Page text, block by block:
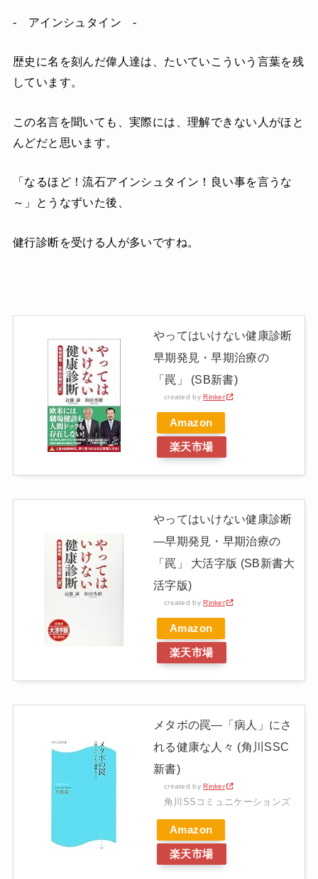
- アインシュタイン -
歴史に名を刻んだ偉人達は、たいていこういう言葉を残
しています。
この名言を聞いても、実際には、理解できない人がほと
んどだと思います。
「なるほど！流石アインシュタイン！良い事を言うな
～」とうなずいた後、
健行診断を受ける人が多いですね。
やってはいけない健康診断
早期発見・早期治療の
「罠」 (SB新書)
created byRinker
Amazon
楽天市場
やってはいけない健康診断
―早期発見・早期治療の
「罠」 大活字版 (SB新書大
活字版)
created byRinker
Amazon
楽天市場
メタボの罠―「病人」にさ
れる健康な人々 (角川SSC
新書)
created byRinker
角川SSコミュニケーションズ
Amazon
楽天市場